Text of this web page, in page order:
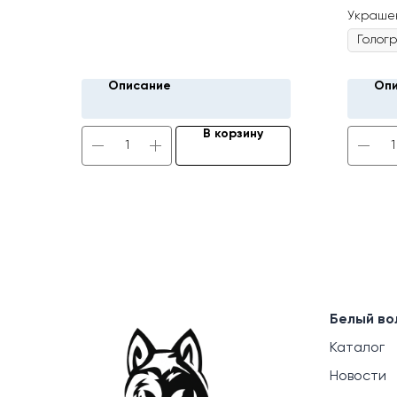
Описание
В корзину
на
ловить
Блесна
Каталог
Новости
Белый